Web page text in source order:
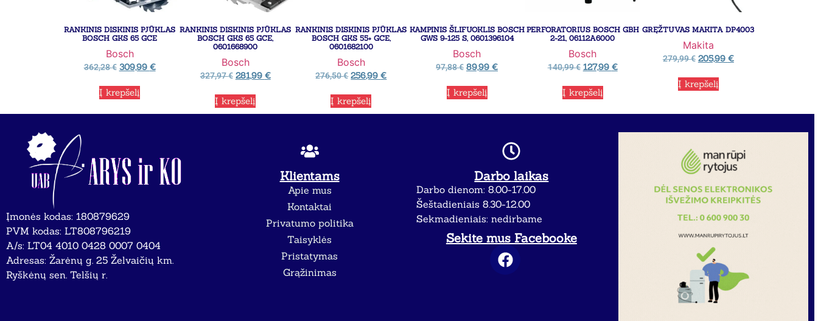
RANKINIS DISKINIS PJŪKLAS
BOSCH GKS 65 GCE
Bosch
362,28€ 309,99 €
Į krepšelį
RANKINIS DISKINIS PJŪKLAS
BOSCH GKS 65 GCE,
0601668900
Bosch
327,97€ 281,99 €
Į krepšelį
RANKINIS DISKINIS PJŪKLAS
BOSCH GKS 55+ GCE,
0601682100
Bosch
276,50€ 256,99€
Į krepšelį
KAMPINIS ŠLIFUOKLIS BOSCH
GWS 9-125 S, 0601396104
Bosch
97,88€ 89,99€
Į krepšelį
PERFORATORIUS BOSCH GBH
2-21, 06112A6000
Bosch
140,99€ 127,99 €
Į krepšelį
GRĘŽTUVAS MAKITA DP4003
Makita
279,99€ 205,99 €
Į krepšelį
Įmonės kodas: 180879629
PVM kodas: LT808796219
A/s: LT04 4010 0428 0007 0404
Adresas: Žarėnų g. 25 Želvaičių km.
Ryškėnų sen. Telšių r.
Klientams
Apie mus
Kontaktai
Privatumo politika
Taisyklės
Pristatymas
Grąžinimas
Darbo laikas
Darbo dienom: 8.00-17.00
Šeštadieniais 8.30-12.00
Sekmadieniais: nedirbame
Sekite mus Facebooke